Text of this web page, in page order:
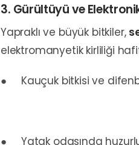
3. Gürültüyü ve
Yapraklı ve büyük bitkiler,
elektromanyetik kirliliği
● Kauçuk bitkisi ve
● Yatak odasında